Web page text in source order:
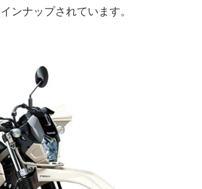
ンナップされています。